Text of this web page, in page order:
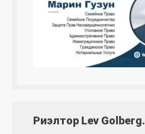
Риэлтор Lev Golberg.